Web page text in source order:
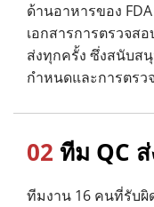
ด้านอาหารของ
เอกสารการตรวจ
ส่งทุกครั้ง ซึ่งสนับส
กำหนดและการตร
02 ทีม QC
ทีมงาน 16 คนที่รับผิ